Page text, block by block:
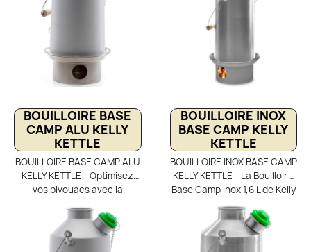
BOUILLOIRE BASE
CAMP ALU KELLY
KETTLE
BOUILLOIRE BASE CAMP ALU
KELLY KETTLE - Optimisez
vos bivouacs avec la
Aluminium 1,6 L Kelly Kettle,
un réchaud bois bushcraft
autonome et performant.
BOUILLOIRE INOX
BASE CAMP KELLY
KETTLE
BOUILLOIRE INOX BASE CAMP
KELLY KETTLE - La Bouilloire
Base Camp Inox 1,6 L de Kelly
bushcraft robuste et
durable, idéal pour les
camps fixes et les